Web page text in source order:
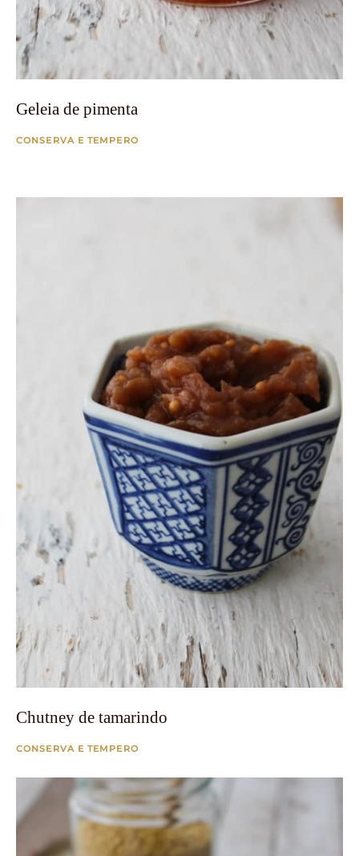
Geleia de pimenta
CONSERVA E TEMPERO
Chutney de tamarindo
CONSERVA E TEMPERO